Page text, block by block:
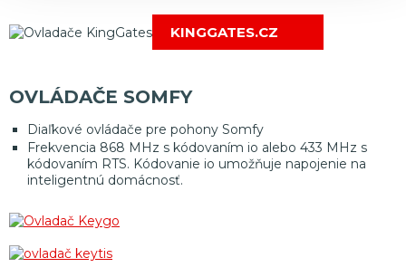
KINGGATES.CZ
OVLÁDAČE SOMFY
Diaľkové ovládače pre pohony Somfy
Frekvencia 868 MHz s kódovaním io alebo 433 MHz s
kódovaním RTS. Kódovanie io umožňuje napojenie na
inteligentnú domácnosť.